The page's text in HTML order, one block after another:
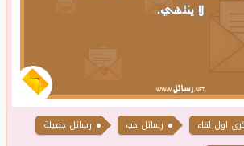
رسائل حب
رسائل جميلة